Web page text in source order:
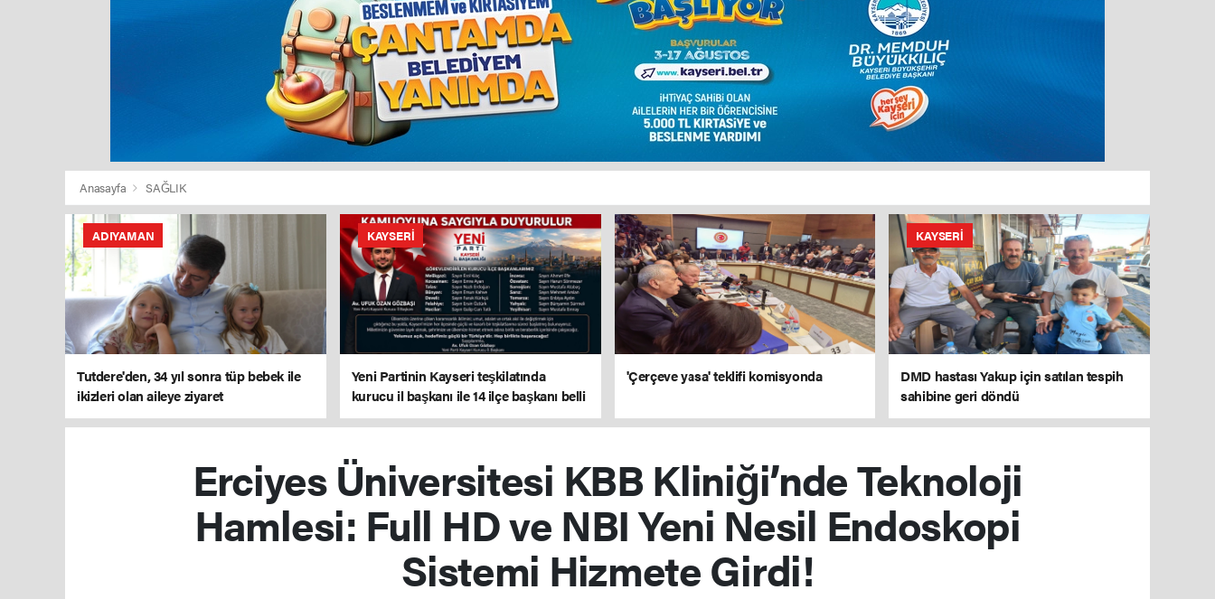
Anasayfa SAĞLIK
ADIYAMAN
Tutdere'den, 34 yıl sonra tüp bebek ile
ikizleri olan aileye ziyaret
KAYSERI
Yeni Partinin Kayseri teşkilatında
kurucu il başkanı ile 14 ilçe başkanı belli
oldu
'Çerçeve yasa' teklifi komisyonda
KAYSERI
DMD hastası Yakup için satılan tespih
sahibine geri döndü
Erciyes Üniversitesi KBB Kliniği’nde Teknoloji
Hamlesi: Full HD ve NBI Yeni Nesil Endoskopi
Sistemi Hizmete Girdi!